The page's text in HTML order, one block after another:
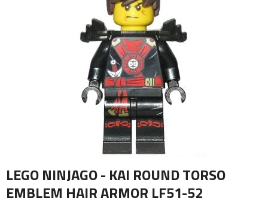
LEGO NINJAGO - KAI ROUND TORSO
EMBLEM HAIR ARMOR LF51-52